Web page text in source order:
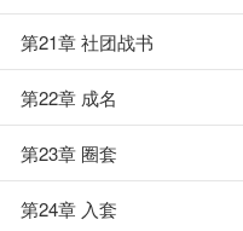
第21章 社团战书
第22章 成名
第23章 圈套
第24章 入套